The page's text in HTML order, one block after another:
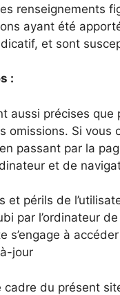
renseignements
ayant été
et sont
:
aussi précises
Si
passant par la
et de
périls de
par l’ordinateur
s’engage à
jour
du présent